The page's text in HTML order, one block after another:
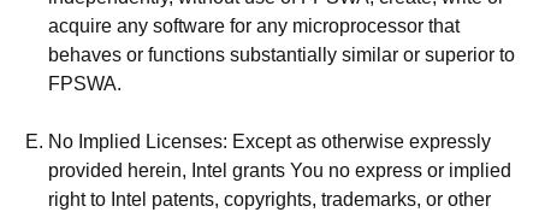
acquire any software for any microprocessor that
behaves or functions substantially similar or superior to
FPSWA.
No Implied Licenses: Except as otherwise expressly
provided herein, Intel grants You no express or implied
right to Intel patents, copyrights, trademarks, or other